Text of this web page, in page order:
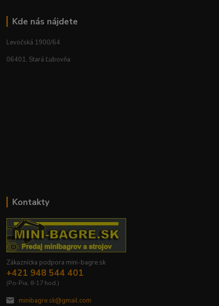
Kde nás nájdete
Levočská 1900/64
06401, Stará Ľubovňa
Kontakty
Zákaznícka podpora mini-bagre.sk
+421 948 544 401
(Po-Pia, 8-17 hod.)
minibagre.sk@gmail.com